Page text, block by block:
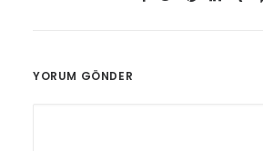
YORUM GÖNDER